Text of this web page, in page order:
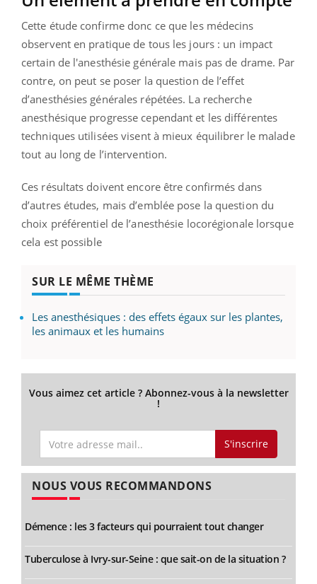
Cette étude confirme donc ce que les médecins
observent en pratique de tous les jours : un impact
certain de l'anesthésie générale mais pas de drame. Par
contre, on peut se poser la question de l’effet
d’anesthésies générales répétées. La recherche
anesthésique progresse cependant et les différentes
techniques utilisées visent à mieux équilibrer le malade
tout au long de l’intervention.
Ces résultats doivent encore être confirmés dans
d’autres études, mais d’emblée pose la question du
choix préférentiel de l’anesthésie locorégionale lorsque
cela est possible
SUR LE MÊME THÈME
Les anesthésiques : des effets égaux sur les plantes,
les animaux et les humains
Vous aimez cet article ? Abonnez-vous à la newsletter
!
S'inscrire
NOUS VOUS RECOMMANDONS
Démence : les 3 facteurs qui pourraient tout changer
Tuberculose à Ivry-sur-Seine : que sait-on de la situation ?